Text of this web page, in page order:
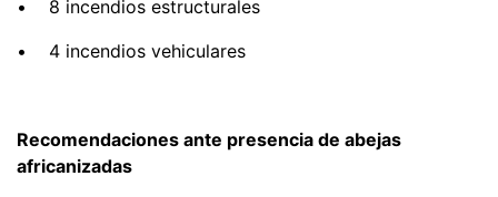
• 8 incendios estructurales
• 4 incendios vehiculares
Recomendaciones ante presencia de abejas
africanizadas